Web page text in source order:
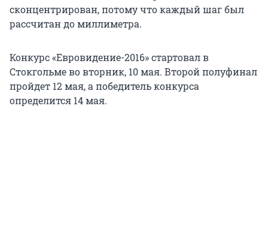
сконцентрирован, потому что каждый шаг был
рассчитан до миллиметра.
Конкурс «Евровидение-2016» стартовал в
Стокгольме во вторник, 10 мая. Второй полуфинал
пройдет 12 мая, а победитель конкурса
определится 14 мая.